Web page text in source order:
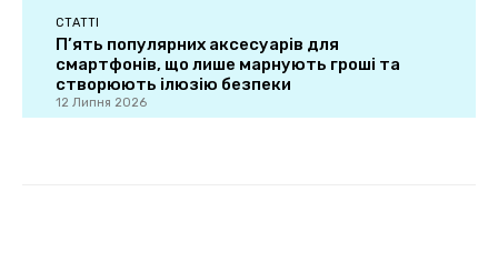
СТАТТІ
П’ять популярних аксесуарів для
смартфонів, що лише марнують гроші та
створюють ілюзію безпеки
12 Липня 2026